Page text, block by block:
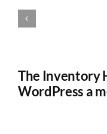
The Inventory
WordPress a